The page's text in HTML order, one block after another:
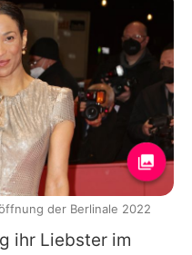
ihr Liebster im
der Berlinale 2022